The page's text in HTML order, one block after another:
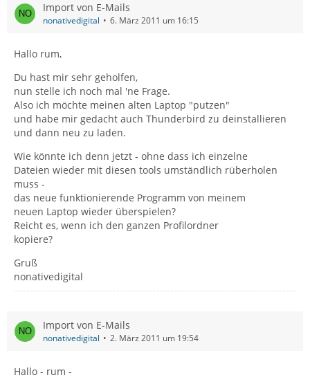
Import von E-Mails
nonativedigital 6. März 2011 um 16:15
Hallo rum,
Du hast mir sehr geholfen,
nun stelle ich noch mal 'ne Frage.
Also ich möchte meinen alten Laptop "putzen"
und habe mir gedacht auch Thunderbird zu deinstallieren
und dann neu zu laden.
Wie könnte ich denn jetzt - ohne dass ich einzelne
Dateien wieder mit diesen tools umständlich rüberholen
muss -
das neue funktionierende Programm von meinem
neuen Laptop wieder überspielen?
Reicht es, wenn ich den ganzen Profilordner
kopiere?
Gruß
nonativedigital
Import von E-Mails
nonativedigital 2. März 2011 um 19:54
Hallo - rum -